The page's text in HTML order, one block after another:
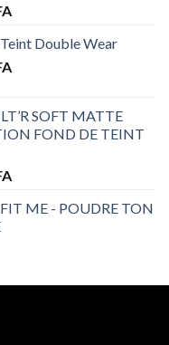
Plage
prix :
28.000 CFA
Teint Double Wear
Plage
28.000 CFA
à
SOFT MATTE
FOND DE TEINT
Plage
prix :ME - POUDRE TON